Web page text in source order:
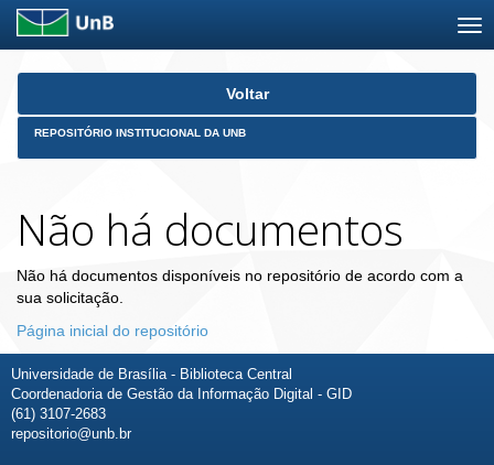
Skip
Voltar
REPOSITÓRIO INSTITUCIONAL DA UNB
Não há documentos
Não há documentos disponíveis no repositório de acordo com a
sua solicitação.
Página inicial do repositório
Universidade de Brasília - Biblioteca Central
Coordenadoria de Gestão da Informação Digital - GID
(61) 3107-2683
repositorio@unb.br